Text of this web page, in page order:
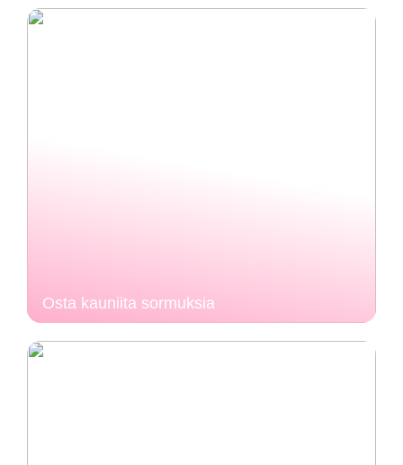
Osta kauniita sormuksia